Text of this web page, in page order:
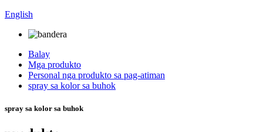
English
Balay
Mga produkto
Personal nga produkto sa pag-atiman
spray sa kolor sa buhok
spray sa kolor sa buhok